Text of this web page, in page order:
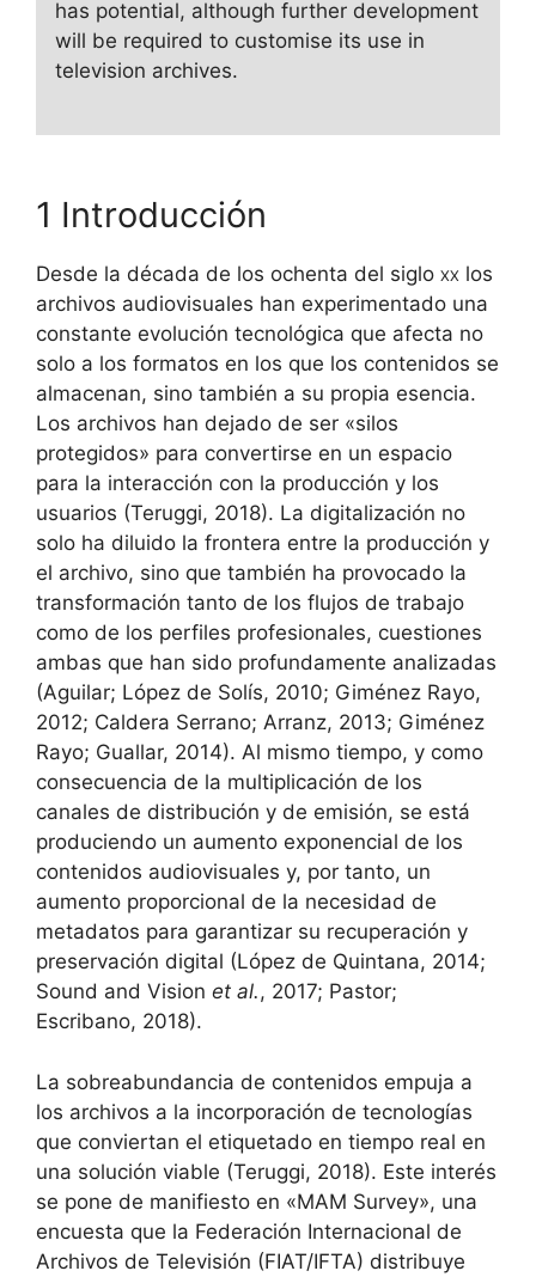
has potential, although further development
will be required to customise its use in
television archives.
1 Introducción
Desde la década de los ochenta del siglo xx los
archivos audiovisuales han experimentado una
constante evolución tecnológica que afecta no
solo a los formatos en los que los contenidos se
almacenan, sino también a su propia esencia.
Los archivos han dejado de ser «silos
protegidos» para convertirse en un espacio
para la interacción con la producción y los
usuarios (Teruggi, 2018). La digitalización no
solo ha diluido la frontera entre la producción y
el archivo, sino que también ha provocado la
transformación tanto de los flujos de trabajo
como de los perfiles profesionales, cuestiones
ambas que han sido profundamente analizadas
(Aguilar; López de Solís, 2010; Giménez Rayo,
2012; Caldera Serrano; Arranz, 2013; Giménez
Rayo; Guallar, 2014). Al mismo tiempo, y como
consecuencia de la multiplicación de los
canales de distribución y de emisión, se está
produciendo un aumento exponencial de los
contenidos audiovisuales y, por tanto, un
aumento proporcional de la necesidad de
metadatos para garantizar su recuperación y
preservación digital (López de Quintana, 2014;
Sound and Vision et al., 2017; Pastor;
Escribano, 2018).
La sobreabundancia de contenidos empuja a
los archivos a la incorporación de tecnologías
que conviertan el etiquetado en tiempo real en
una solución viable (Teruggi, 2018). Este interés
se pone de manifiesto en «MAM Survey», una
encuesta que la Federación Internacional de
Archivos de Televisión (FIAT/IFTA) distribuye